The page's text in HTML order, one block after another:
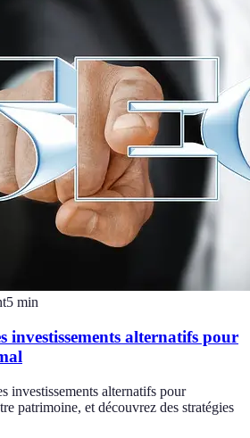
5 min
investissements alternatifs pour
investissements alternatifs pour
patrimoine, et découvrez des stratégies